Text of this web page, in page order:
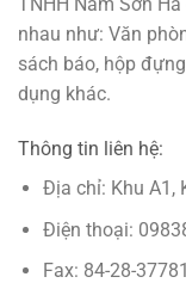
TNHH Nam Sơn
nhau như: Văn
sách báo, hộp
dụng khác.
Thông tin liên hệ:
Địa chỉ: Khu A1,
Điện thoại:
Fax: 84-28-